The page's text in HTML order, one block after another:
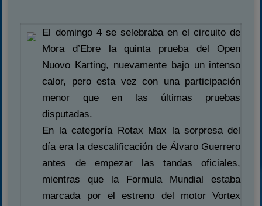
El domingo 4 se selebraba en el circuito de
Mora d’Ebre la quinta prueba del Open
Nuovo Karting, nuevamente bajo un intenso
calor, pero esta vez con una participación
menor que en las últimas pruebas
disputadas.
En la categoría Rotax Max la sorpresa del
día era la descalificación de Álvaro Guerrero
antes de empezar las tandas oficiales,
mientras que la Formula Mundial estaba
marcada por el estreno del motor Vortex